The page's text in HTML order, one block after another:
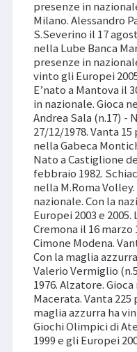
presenze in
Milano. Alessandro
S.Severino il 17
nella Lube Banca
presenze in
vinto gli Europei
E’nato a Mantova il
in nazionale. Gioca
Andrea Sala (n.17) -
27/12/1978. Vanta
nella Gabeca
Nato a Castiglione
febbraio 1982.
nella M.Roma
nazionale. Con la
Europei 2003 e
Cremona il 16 marzo
Cimone Modena.
Con la maglia
Valerio Vermiglio
1976. Alzatore.
Macerata. Vanta
maglia azzurra ha
Giochi Olimpici di
1999 e gli Europei